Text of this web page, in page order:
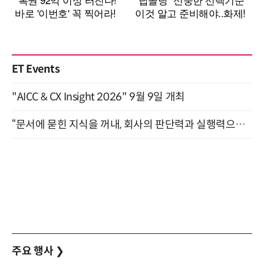
ET Events
"AICC & CX Insight 2026" 9월 9일 개최
“문서에 묻힌 지식을 꺼내, 회사의 판단력과 실행력으로 바꾸다” (8/20)
주요 행사 ❯